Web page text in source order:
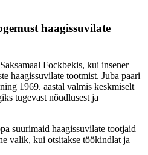
haagissuvilate
Fockbekis, kui insener
haagissuvilate tootmist. Juba paari
1969. aastal valmis keskmiselt
tugevast nõudlusest ja
suurimaid haagissuvilate tootjaid
valik, kui otsitakse töökindlat ja